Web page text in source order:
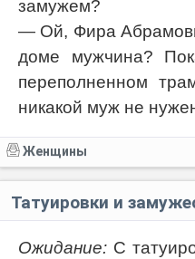
замужем?
— Ой, Фира
доме мужчина?
переполненном
никакой муж не
Женщины
Татуировки и
Ожидание: С